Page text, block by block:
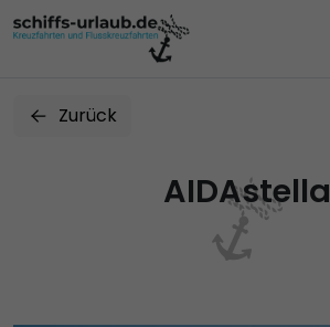
Zurück
AIDAstella